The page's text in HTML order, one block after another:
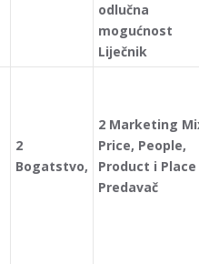
odlučna
mogućnost
Liječnik
2
Bogatstvo,
2 Marketing
Price, People,
Product i Place
Predavač